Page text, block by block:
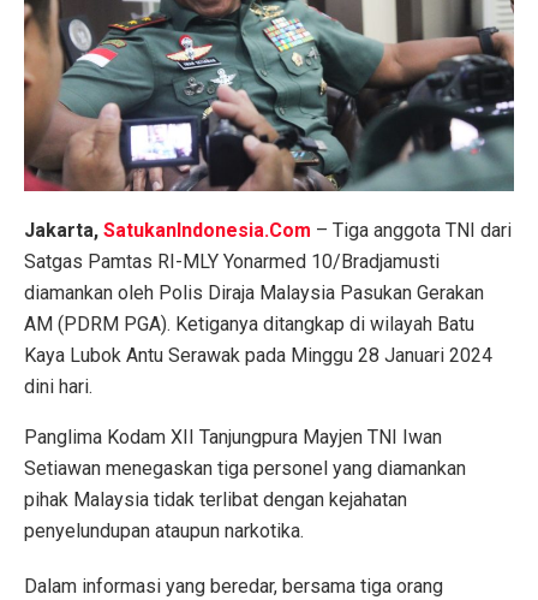
Jakarta, SatukanIndonesia.Com – Tiga anggota TNI dari
Satgas Pamtas RI-MLY Yonarmed 10/Bradjamusti
diamankan oleh Polis Diraja Malaysia Pasukan Gerakan
AM (PDRM PGA). Ketiganya ditangkap di wilayah Batu
Kaya Lubok Antu Serawak pada Minggu 28 Januari 2024
dini hari.
Panglima Kodam XII Tanjungpura Mayjen TNI Iwan
Setiawan menegaskan tiga personel yang diamankan
pihak Malaysia tidak terlibat dengan kejahatan
penyelundupan ataupun narkotika.
Dalam informasi yang beredar, bersama tiga orang